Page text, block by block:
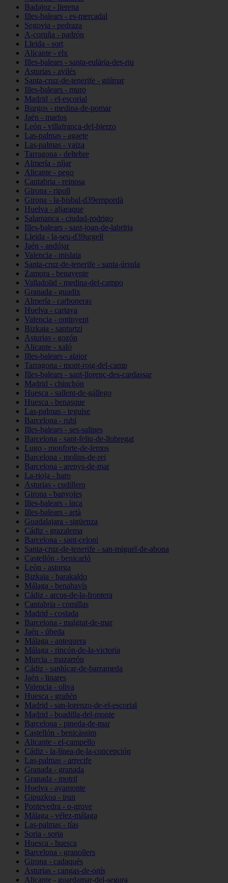
Badajoz - llerena
Illes-balears - es-mercadal
Segovia - pedraza
A-coruña - padrón
Lleida - sort
Alicante - elx
Illes-balears - santa-eulària-des-riu
Asturias - avilés
Santa-cruz-de-tenerife - güímar
Illes-balears - muro
Madrid - el-escorial
Burgos - medina-de-pomar
Jaén - martos
León - villafranca-del-bierzo
Las-palmas - agaete
Las-palmas - yaiza
Tarragona - deltebre
Almería - níjar
Alicante - pego
Cantabria - reinosa
Girona - ripoll
Girona - la-bisbal-d39empordà
Huelva - aljaraque
Salamanca - ciudad-rodrigo
Illes-balears - sant-joan-de-labritja
Lleida - la-seu-d39urgell
Jaén - andújar
Valencia - mislata
Santa-cruz-de-tenerife - santa-úrsula
Zamora - benavente
Valladolid - medina-del-campo
Granada - guadix
Almería - carboneras
Huelva - cartaya
Valencia - ontinyent
Bizkaia - santurtzi
Asturias - gozón
Alicante - xaló
Illes-balears - alaior
Tarragona - mont-roig-del-camp
Illes-balears - sant-llorenç-des-cardassar
Madrid - chinchón
Huesca - sallent-de-gállego
Huesca - benasque
Las-palmas - teguise
Barcelona - rubí
Illes-balears - ses-salines
Barcelona - sant-feliu-de-llobregat
Lugo - monforte-de-lemos
Barcelona - molins-de-rei
Barcelona - arenys-de-mar
La-rioja - haro
Asturias - cudillero
Girona - banyoles
Illes-balears - inca
Illes-balears - artà
Guadalajara - sigüenza
Cádiz - grazalema
Barcelona - sant-celoni
Santa-cruz-de-tenerife - san-miguel-de-abona
Castellón - benicarló
León - astorga
Bizkaia - barakaldo
Málaga - benahavís
Cádiz - arcos-de-la-frontera
Cantabria - comillas
Madrid - coslada
Barcelona - malgrat-de-mar
Jaén - úbeda
Málaga - antequera
Málaga - rincón-de-la-victoria
Murcia - mazarrón
Cádiz - sanlúcar-de-barrameda
Jaén - linares
Valencia - oliva
Huesca - grañén
Madrid - san-lorenzo-de-el-escorial
Madrid - boadilla-del-monte
Barcelona - pineda-de-mar
Castellón - benicàssim
Alicante - el-campello
Cádiz - la-línea-de-la-concepción
Las-palmas - arrecife
Granada - granada
Granada - motril
Huelva - ayamonte
Gipuzkoa - irun
Pontevedra - o-grove
Málaga - vélez-málaga
Las-palmas - tías
Soria - soria
Huesca - huesca
Barcelona - granollers
Girona - cadaqués
Asturias - cangas-de-onís
Alicante - guardamar-del-segura